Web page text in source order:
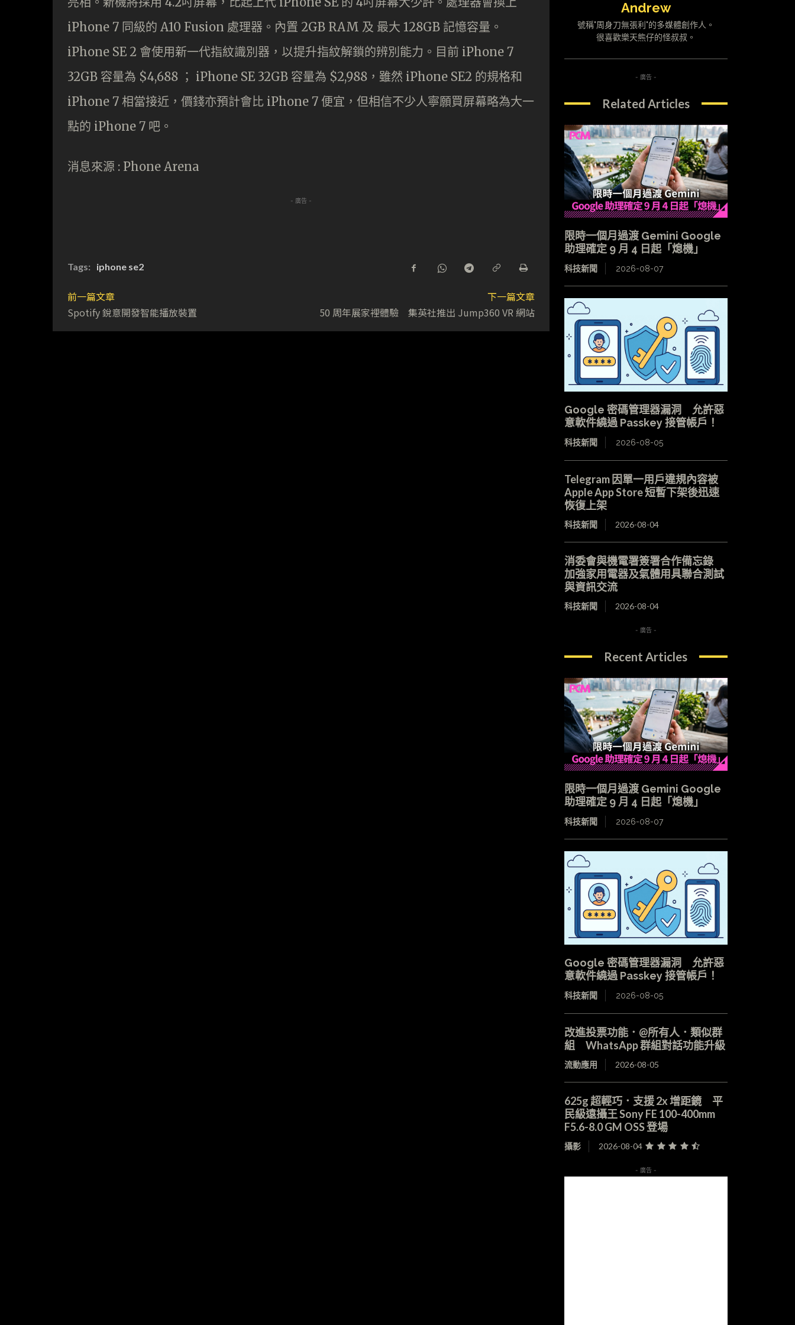
iPhone 7 同級的 A10 Fusion 處理器。內置 2GB RAM 及 最大 128GB 記憶容量。
iPhone SE 2 會使用新一代指紋識別器，以提升指紋解鎖的辨別能力。目前 iPhone 7
32GB 容量為 $4,688 ； iPhone SE 32GB 容量為 $2,988，雖然 iPhone SE2 的規格和
iPhone 7 相當接近，價錢亦預計會比 iPhone 7 便宜，但相信不少人寧願買屏幕略為大一
點的 iPhone 7 吧。
消息來源 : Phone Arena
- 廣告 -
Tags: iphone se2
前一篇文章
Spotify 銳意開發智能播放裝置
下一篇文章
50 周年展家裡體驗 集英社推出 Jump360 VR 網站
Andrew
號稱"周身刀無張利"的多媒體創作人。
很喜歡樂天熊仔的怪叔叔。
- 廣告 -
Related Articles
限時一個月過渡 Gemini Google
助理確定 9 月 4 日起「熄機」
科技新聞 2026-08-07
Google 密碼管理器漏洞 允許惡
意軟件繞過 Passkey 接管帳戶！
科技新聞 2026-08-05
Telegram 因單一用戶違規內容被
Apple App Store 短暫下架後迅速
恢復上架
科技新聞 2026-08-04
消委會與機電署簽署合作備忘錄
加強家用電器及氣體用具聯合測試
與資訊交流
科技新聞 2026-08-04
- 廣告 -
Recent Articles
限時一個月過渡 Gemini Google
助理確定 9 月 4 日起「熄機」
科技新聞 2026-08-07
Google 密碼管理器漏洞 允許惡
意軟件繞過 Passkey 接管帳戶！
科技新聞 2026-08-05
改進投票功能．@所有人．類似群
組 WhatsApp 群組對話功能升級
流動應用 2026-08-05
625g 超輕巧．支援 2x 增距鏡 平
民級遠攝王 Sony FE 100-400mm
F5.6-8.0 GM OSS 登場
攝影 2026-08-04
- 廣告 -